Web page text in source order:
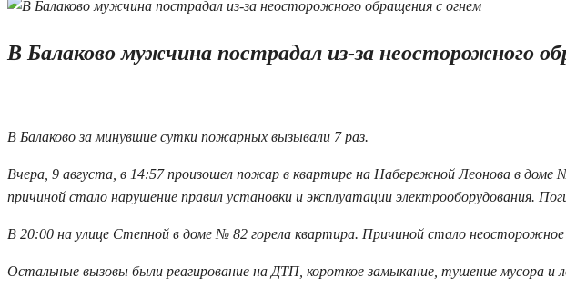
В Балаково мужчина пострадал из-за неосторожного
В Балаково за минувшие сутки пожарных вызывали 7 раз.
Вчера, 9 августа, в 14:57 произошел пожар в квартире на Набережной Леонова в доме
причиной стало нарушение правил установки и эксплуатации электрооборудования.
В 20:00 на улице Степной в доме № 82 горела квартира. Причиной стало
Остальные вызовы были реагирование на ДТП, короткое замыкание, тушение мусора и